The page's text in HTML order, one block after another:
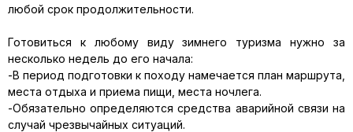
любой срок продолжительности.
Готовиться к любому виду зимнего туризма нужно за
несколько недель до его начала:
-В период подготовки к походу намечается план маршрута,
места отдыха и приема пищи, места ночлега.
-Обязательно определяются средства аварийной связи на
случай чрезвычайных ситуаций.